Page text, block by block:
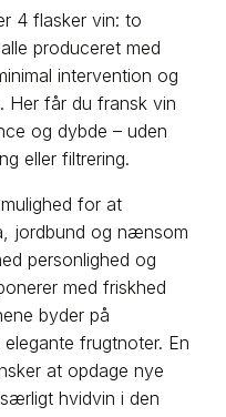
4 flasker vin: to
produceret med
intervention og
Her får du fransk vin
og dybde – uden
eller filtrering.
for at
jordbund og nænsom
personlighed og
med friskhed
byder på
frugtnoter. En
at opdage nye
hvidvin i den